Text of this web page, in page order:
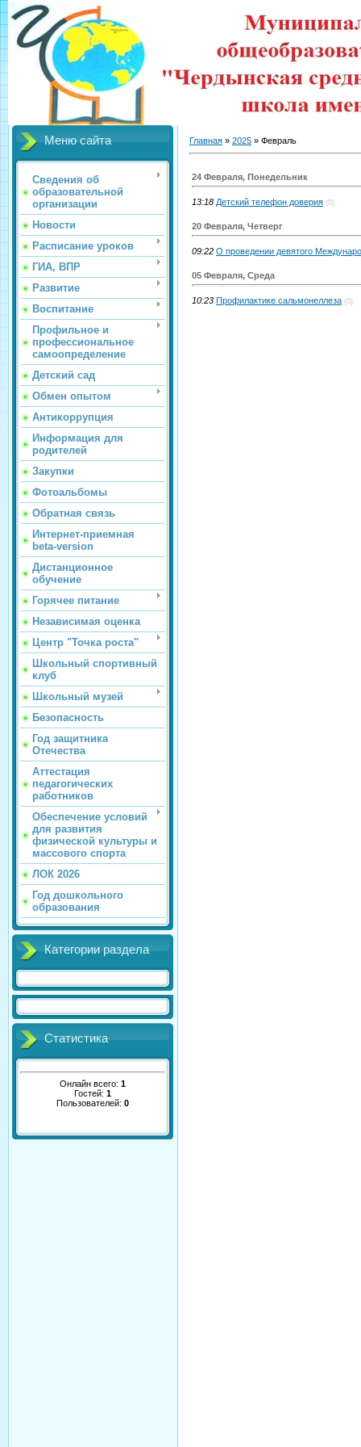
Меню сайта
Сведения об
образовательной
организации
Новости
Расписание уроков
ГИА, ВПР
Развитие
Воспитание
Профильное и
профессиональное
самоопределение
Детский сад
Обмен опытом
Антикоррупция
Информация для
родителей
Закупки
Фотоальбомы
Обратная связь
Интернет-приемная
beta-version
Дистанционное
обучение
Горячее питание
Независимая оценка
Центр "Точка роста"
Школьный спортивный
клуб
Школьный музей
Безопасность
Год защитника
Отечества
Аттестация
педагогических
работников
Обеспечение условий
для развития
физической культуры и
массового спорта
ЛОК 2026
Год дошкольного
образования
Категории раздела
Статистика
Онлайн всего: 1
Гостей: 1
Пользователей: 0
Главная » 2025 » Февраль
24 Февраля, Понедельник
13:18 Детский телефон доверия (0)
20 Февраля, Четверг
09:22 О проведении девятого
05 Февраля, Среда
10:23 Профилактике сальмонеллеза (0)